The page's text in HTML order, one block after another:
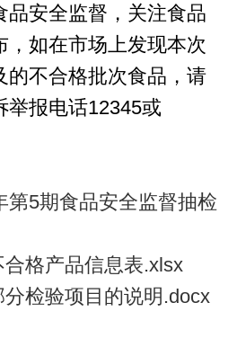
品安全监督，关注食品
，如在市场上发现本次
的不合格批次食品，请
举报电话12345或
第5期食品安全监督抽检
合格产品信息表.xlsx
分检验项目的说明.docx